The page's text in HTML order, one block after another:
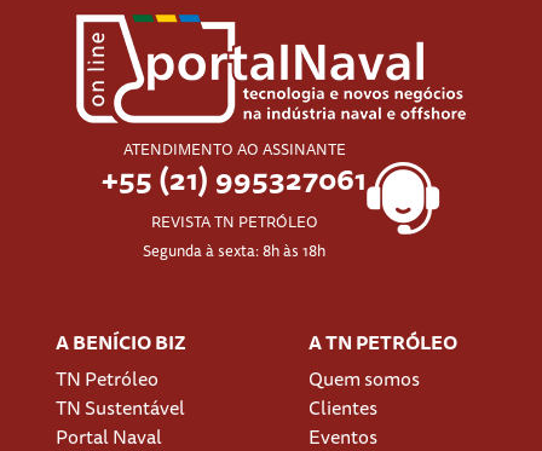
ATENDIMENTO AO ASSINANTE
+55 (21) 995327061
REVISTA TN PETRÓLEO
Segunda à sexta: 8h às 18h
A BENÍCIO BIZ
TN Petróleo
TN Sustentável
Portal Naval
A TN PETRÓLEO
Quem somos
Clientes
Eventos